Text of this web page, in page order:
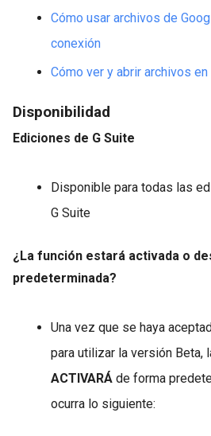
Cómo usar archivos de
conexión
Cómo ver y abrir archivos
Disponibilidad
Ediciones de G Suite
Disponible para todas las
G Suite
¿La función estará activada o
predeterminada?
Una vez que se haya
para utilizar la versión Beta,
ACTIVARÁ de forma
ocurra lo siguiente: